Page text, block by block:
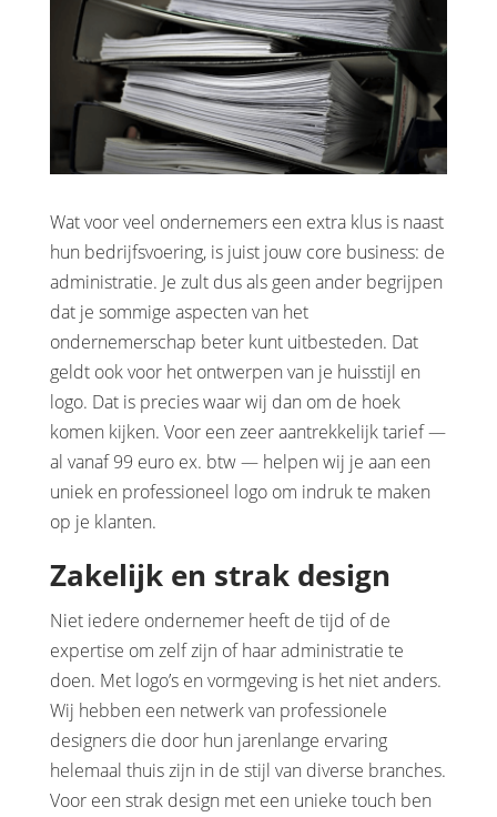
Wat voor veel ondernemers een extra klus is naast
hun bedrijfsvoering, is juist jouw core business: de
administratie. Je zult dus als geen ander begrijpen
dat je sommige aspecten van het
ondernemerschap beter kunt uitbesteden. Dat
geldt ook voor het ontwerpen van je huisstijl en
logo. Dat is precies waar wij dan om de hoek
komen kijken. Voor een zeer aantrekkelijk tarief —
al vanaf 99 euro ex. btw — helpen wij je aan een
uniek en professioneel logo om indruk te maken
op je klanten.
Zakelijk en strak design
Niet iedere ondernemer heeft de tijd of de
expertise om zelf zijn of haar administratie te
doen. Met logo’s en vormgeving is het niet anders.
Wij hebben een netwerk van professionele
designers die door hun jarenlange ervaring
helemaal thuis zijn in de stijl van diverse branches.
Voor een strak design met een unieke touch ben